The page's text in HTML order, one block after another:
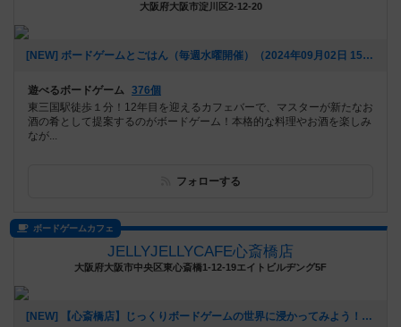
大阪府大阪市淀川区2-12-20
[NEW] ボードゲームとごはん（毎週水曜開催）（2024年09月02日 15時30分）
遊べるボードゲーム 376個
東三国駅徒歩１分！12年目を迎えるカフェバーで、マスターが新たなお
酒の肴として提案するのがボードゲーム！本格的な料理やお酒を楽しみ
なが...
フォローする
ボードゲームカフェ
JELLYJELLYCAFE心斎橋店
大阪府大阪市中央区東心斎橋1-12-19エイトビルヂング5F
[NEW] 【心斎橋店】じっくりボードゲームの世界に浸かってみよう！平日重ゲー会【テラフォーミング・マーズ】（2024年08月28日 13時22分）